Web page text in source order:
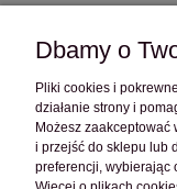
Dbamy o
Pliki cookies i
działanie strony i
Możesz zaakceptować
i przejść do sklepu lub
preferencji, wybierając